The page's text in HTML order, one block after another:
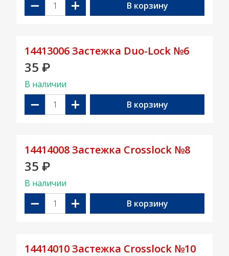
− + В корзину
14413006 Застежка Duo-Lock №6
35 ₽
В наличии
− + В корзину
14414008 Застежка Crosslock №8
35 ₽
В наличии
− + В корзину
14414010 Застежка Crosslock №10